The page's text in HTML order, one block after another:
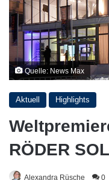
Quelle: News Max
Aktuell Highlights
RÖDER
Alexandra Rüsche 0